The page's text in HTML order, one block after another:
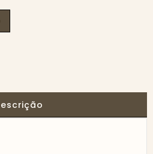
Descrição